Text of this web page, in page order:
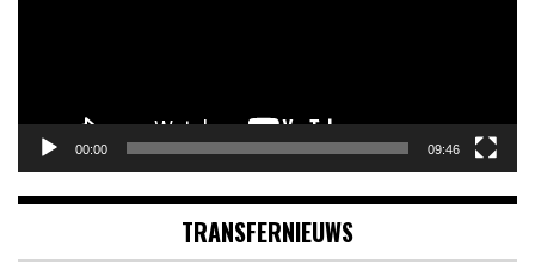
00:00 09:46
TRANSFERNIEUWS